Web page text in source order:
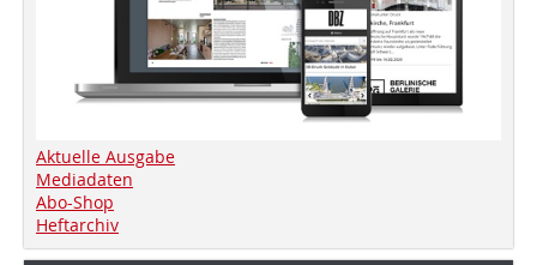
Aktuelle Ausgabe
Mediadaten
Abo-Shop
Heftarchiv